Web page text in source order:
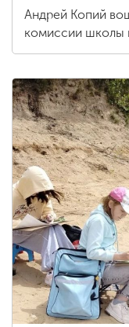
Андрей Копий
комиссии школы